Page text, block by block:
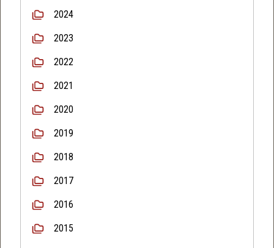
2024
2023
2022
2021
2020
2019
2018
2017
2016
2015